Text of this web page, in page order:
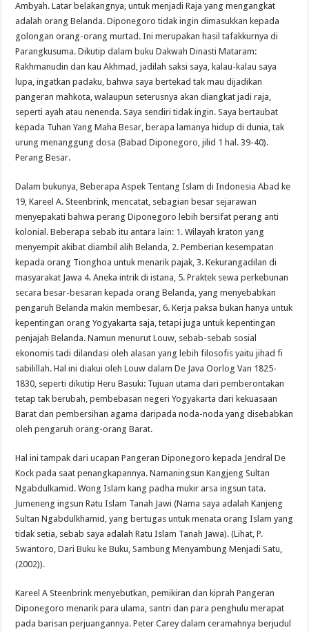
Ambyah. Latar belakangnya, untuk menjadi Raja yang mengangkat
adalah orang Belanda. Diponegoro tidak ingin dimasukkan kepada
golongan orang-orang murtad. Ini merupakan hasil tafakkurnya di
Parangkusuma. Dikutip dalam buku Dakwah Dinasti Mataram:
Rakhmanudin dan kau Akhmad, jadilah saksi saya, kalau-kalau saya
lupa, ingatkan padaku, bahwa saya bertekad tak mau dijadikan
pangeran mahkota, walaupun seterusnya akan diangkat jadi raja,
seperti ayah atau nenenda. Saya sendiri tidak ingin. Saya bertaubat
kepada Tuhan Yang Maha Besar, berapa lamanya hidup di dunia, tak
urung menanggung dosa (Babad Diponegoro, jilid 1 hal. 39-40).
Perang Besar.
Dalam bukunya, Beberapa Aspek Tentang Islam di Indonesia Abad ke
19, Kareel A. Steenbrink, mencatat, sebagian besar sejarawan
menyepakati bahwa perang Diponegoro lebih bersifat perang anti
kolonial. Beberapa sebab itu antara lain: 1. Wilayah kraton yang
menyempit akibat diambil alih Belanda, 2. Pemberian kesempatan
kepada orang Tionghoa untuk menarik pajak, 3. Kekurangadilan di
masyarakat Jawa 4. Aneka intrik di istana, 5. Praktek sewa perkebunan
secara besar-besaran kepada orang Belanda, yang menyebabkan
pengaruh Belanda makin membesar, 6. Kerja paksa bukan hanya untuk
kepentingan orang Yogyakarta saja, tetapi juga untuk kepentingan
penjajah Belanda. Namun menurut Louw, sebab-sebab sosial
ekonomis tadi dilandasi oleh alasan yang lebih filosofis yaitu jihad fi
sabilillah. Hal ini diakui oleh Louw dalam De Java Oorlog Van 1825-
1830, seperti dikutip Heru Basuki: Tujuan utama dari pemberontakan
tetap tak berubah, pembebasan negeri Yogyakarta dari kekuasaan
Barat dan pembersihan agama daripada noda-noda yang disebabkan
oleh pengaruh orang-orang Barat.
Hal ini tampak dari ucapan Pangeran Diponegoro kepada Jendral De
Kock pada saat penangkapannya. Namaningsun Kangjeng Sultan
Ngabdulkamid. Wong Islam kang padha mukir arsa ingsun tata.
Jumeneng ingsun Ratu Islam Tanah Jawi (Nama saya adalah Kanjeng
Sultan Ngabdulkhamid, yang bertugas untuk menata orang Islam yang
tidak setia, sebab saya adalah Ratu Islam Tanah Jawa). (Lihat, P.
Swantoro, Dari Buku ke Buku, Sambung Menyambung Menjadi Satu,
(2002)).
Kareel A Steenbrink menyebutkan, pemikiran dan kiprah Pangeran
Diponegoro menarik para ulama, santri dan para penghulu merapat
pada barisan perjuangannya. Peter Carey dalam ceramahnya berjudul